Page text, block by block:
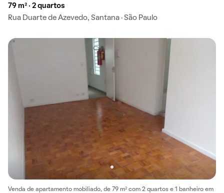
79 m² · 2 quartos
Rua Duarte de Azevedo, Santana · São Paulo
Venda de apartamento mobiliado, de 79 m² com 2 quartos e 1 banheiro em